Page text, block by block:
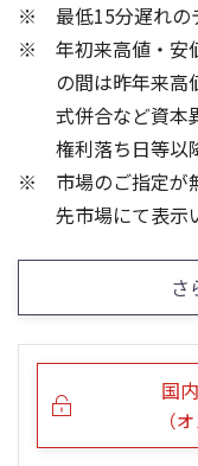
13週移動平均
0
3
5ヶ月移動
0
1,500
最低15分遅れの
年初来高値・安
の間は昨年来高
式併合など資本
権利落ち日等以
市場のご指定が
先市場にて表示
さ
国
（